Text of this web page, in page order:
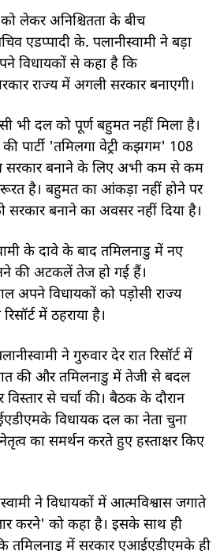
लेकर अनिश्चितता के बीच
एडप्पादी के. पलानीस्वामी ने बड़ा
विधायकों से कहा है कि
राज्य में अगली सरकार बनाएगी।
भी दल को पूर्ण बहुमत नहीं मिला है।
पार्टी 'तमिलगा वेट्री कझगम' 108
सरकार बनाने के लिए अभी कम से कम
है। बहुमत का आंकड़ा नहीं होने पर
सरकार बनाने का अवसर नहीं दिया है।
के दावे के बाद तमिलनाडु में नए
की अटकलें तेज हो गई हैं।
अपने विधायकों को पड़ोसी राज्य
में ठहराया है।
ने गुरुवार देर रात रिसॉर्ट में
की और तमिलनाडु में तेजी से बदल
विस्तार से चर्चा की। बैठक के दौरान
विधायक दल का नेता चुना
का समर्थन करते हुए हस्ताक्षर किए
ने विधायकों में आत्मविश्वास जगाते
करने' को कहा है। इसके साथ ही
तमिलनाडु में सरकार एआईएडीएमके ही